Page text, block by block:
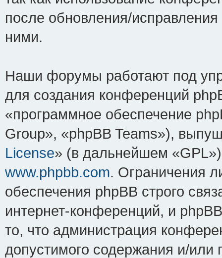
после обновления/
ними.
Наши форумы работают под
для создания конференций
«программное обеспечение
Group», «phpBB Teams»),
License» (в дальнейшем
www.phpbb.com. Ограничения
обеспечения phpBB строго
интернет-конференций, и
то, что администрация
допустимого содержания и/